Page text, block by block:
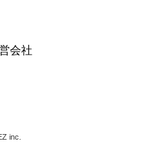
会社
inc.